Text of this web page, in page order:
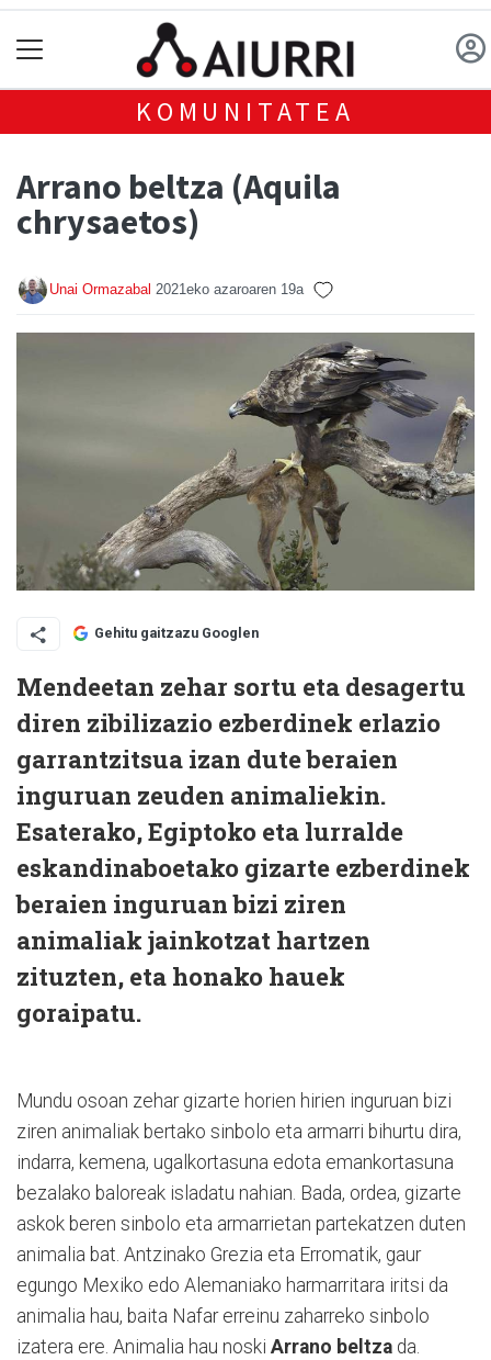
KOMUNITATEA
Arrano beltza (Aquila
chrysaetos)
Unai Ormazabal 2021eko azaroaren 19a
Gehitu gaitzazu Googlen
Mendeetan zehar sortu eta desagertu
diren zibilizazio ezberdinek erlazio
garrantzitsua izan dute beraien
inguruan zeuden animaliekin.
Esaterako, Egiptoko eta lurralde
eskandinaboetako gizarte ezberdinek
beraien inguruan bizi ziren
animaliak jainkotzat hartzen
zituzten, eta honako hauek
goraipatu.
Mundu osoan zehar gizarte horien hirien inguruan bizi
ziren animaliak bertako sinbolo eta armarri bihurtu dira,
indarra, kemena, ugalkortasuna edota emankortasuna
bezalako baloreak isladatu nahian. Bada, ordea, gizarte
askok beren sinbolo eta armarrietan partekatzen duten
animalia bat. Antzinako Grezia eta Erromatik, gaur
egungo Mexiko edo Alemaniako harmarritara iritsi da
animalia hau, baita Nafar erreinu zaharreko sinbolo
izatera ere. Animalia hau noski Arrano beltza da.